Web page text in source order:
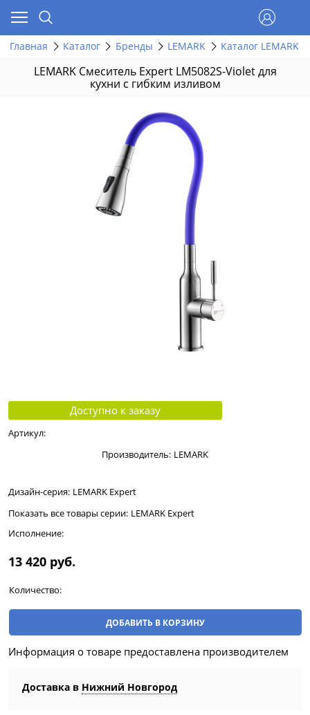
Главная Каталог Бренды LEMARK Каталог LEMARK
LEMARK Смеситель Expert LM5082S-Violet для
кухни с гибким изливом
Доступно к заказу
Артикул:
Производитель: LEMARK
Дизайн-серия: LEMARK Expert
Показать все товары серии: LEMARK Expert
Исполнение:
13 420 руб.
Количество:
ДОБАВИТЬ В КОРЗИНУ
Информация о товаре предоставлена производителем
Доставка в Нижний Новгород